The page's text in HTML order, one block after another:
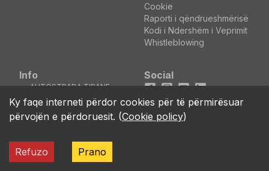
Cookie
Raporti i qëndrueshmërisë
Kodi i Ndershëm i Veprimit
Whistleblowing
Info
location_on
AUTOSTRADA TIRANE
DURRES KM5 MEZEZ
KASHAR - TIRANE
(ALBANIA)
Social
Facebook
Instagram
Youtube
LinkedIn
ALBACO SHOES Shpk Kodi Fiskal 3804116 NIPT J61811029V
Ky faqe interneti përdor cookies për të përmirësuar
përvojën e përdoruesit. (Cookie policy)
Refuzo Prano